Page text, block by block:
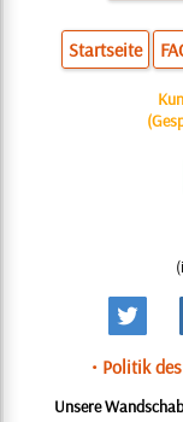
Startseite
• Politik
Unsere